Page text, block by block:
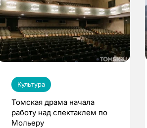
Культура
Томская драма начала
работу над спектаклем по
Мольеру